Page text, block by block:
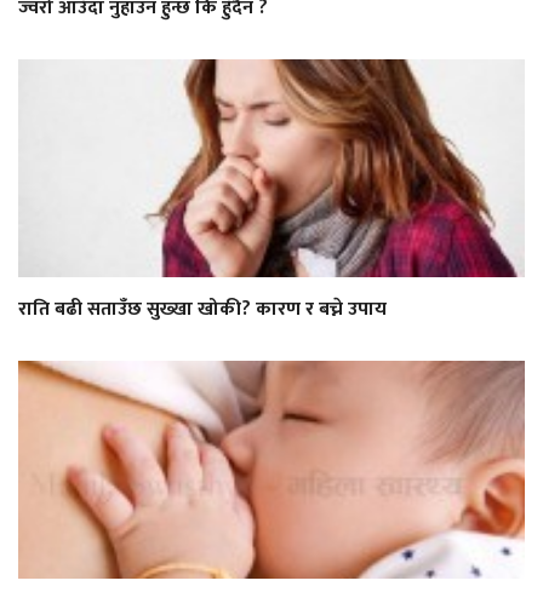
ज्वरो आउँदा नुहाउन हुन्छ कि हुँदैन ?
राति बढी सताउँछ सुख्खा खोकी? कारण र बच्ने उपाय